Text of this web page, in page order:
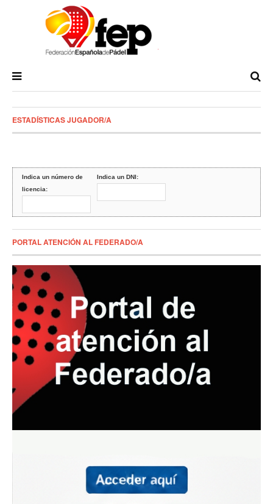
ESTADÍSTICAS JUGADOR/A
Indica un número de
licencia:
Indica un DNI:
PORTAL ATENCIÓN AL FEDERADO/A